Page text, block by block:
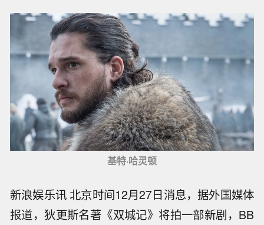
基特·哈灵顿
新浪娱乐讯 北京时间12月27日消息，据外国媒体
报道，狄更斯名著《双城记》将拍一部新剧，BB